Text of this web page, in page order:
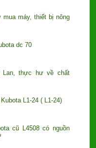
mua máy, thiết bị nông
dc 70
Lan, thực hư về chất
L1-24 ( L1-24)
cũ L4508 có nguồn